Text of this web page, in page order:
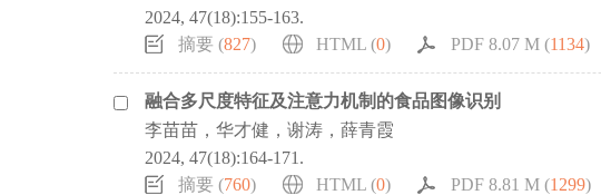
2024, 47(18):155-163.
摘要 (827) HTML (0) PDF 8.07 M (1134)
融合多尺度特征及注意力机制的食品图像识别
李苗苗，华才健，谢涛，薛青霞
2024, 47(18):164-171.
摘要 (760) HTML (0) PDF 8.81 M (1299)